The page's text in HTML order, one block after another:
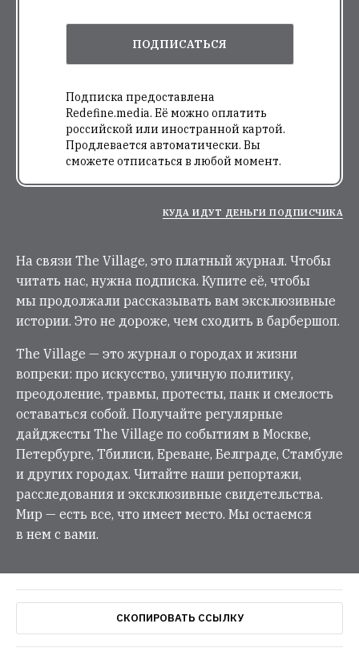
ПОДПИСАТЬСЯ
Подписка предоставлена
Redefine.media. Её можно оплатить
российской или иностранной картой.
Продлевается автоматически. Вы
сможете отписаться в любой момент.
КУДА ИДУТ ДЕНЬГИ ПОДПИСЧИКА
На связи The Village, это платный журнал. Чтобы
читать нас, нужна подписка. Купите её, чтобы
мы продолжали рассказывать вам эксклюзивные
истории. Это не дороже, чем сходить в барбершоп.
The Village — это журнал о городах и жизни
вопреки: про искусство, уличную политику,
преодоление, травмы, протесты, панк и смелость
оставаться собой. Получайте регулярные
дайджесты The Village по событиям в Москве,
Петербурге, Тбилиси, Ереване, Белграде, Стамбуле
и других городах. Читайте наши репортажи,
расследования и эксклюзивные свидетельства.
Мир — есть все, что имеет место. Мы остаемся
в нем с вами.
СКОПИРОВАТЬ ССЫЛКУ